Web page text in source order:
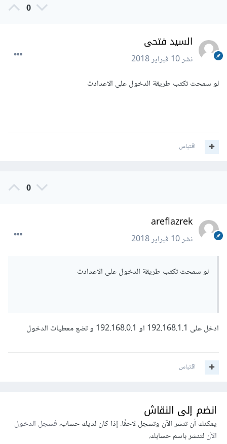
0
السيد فتحى
نشر10 فبراير 2018
لو سمحت تكتب طريقة الدخول على الاعدادت
اقتباس
0
areflazrek
نشر10 فبراير 2018
لو سمحت تكتب طريقة الدخول على الاعدادت
ادخل على 192.168.1.1 او 192.168.0.1 و تضع معطيات الدخول
اقتباس
انضم إلى النقاش
يمكنك أن تنشر الآن وتسجل لاحقًا. إذا كان لديك حساب،فسجل الدخول
الآنلتنشر باسم حسابك.